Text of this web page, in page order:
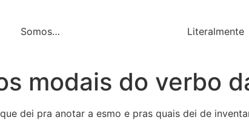
Somos… Literalmente
modais do verbo
dei pra anotar a esmo e pras quais dei de